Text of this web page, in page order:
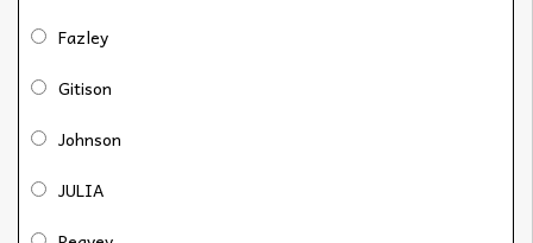
Fazley
Gitison
Johnson
JULIA